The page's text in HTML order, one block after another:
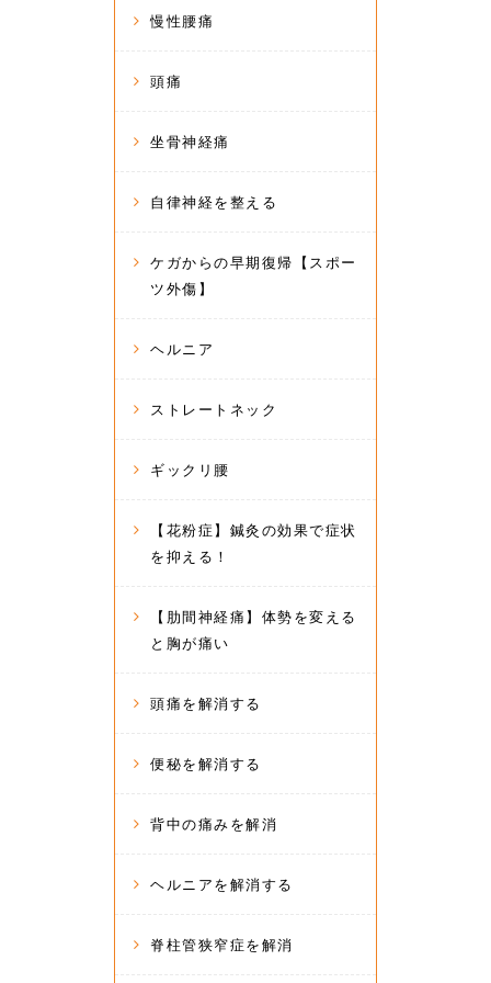
慢性腰痛
頭痛
坐骨神経痛
自律神経を整える
ケガからの早期復帰【スポー
ツ外傷】
ヘルニア
ストレートネック
ギックリ腰
【花粉症】鍼灸の効果で症状
を抑える！
【肋間神経痛】体勢を変える
と胸が痛い
頭痛を解消する
便秘を解消する
背中の痛みを解消
ヘルニアを解消する
脊柱管狭窄症を解消